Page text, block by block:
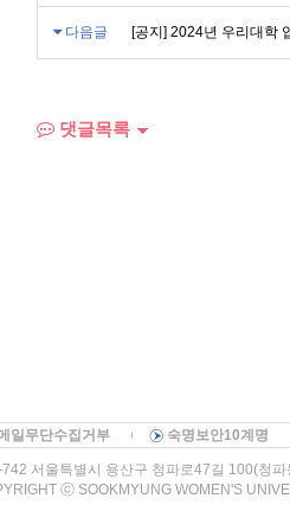
다음글 [공지] 2024년 우리대학
댓글목록
일무단수집거부 숙명보안10계명
서울특별시 용산구 청파로47길 100(청
ⓒ SOOKMYUNG WOMEN'S